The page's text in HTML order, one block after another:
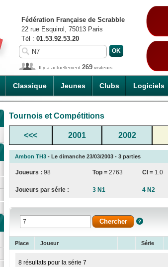
Classique Jeunes Clubs Logiciels
Fédération Française de Scrabble
22 rue Esquirol, 75013 Paris
Tél : 01.53.92.53.20
Il y a actuellement 269 visiteurs
Tournois et Compétitions
<<< 2001 2002
Ambon TH3 - Le dimanche 23/03/2003 - 3 parties
Joueurs : 98 Top = 2763 CI = 1.0
Joueurs par série : 3 N1 4 N2
Place Joueur Série
8 résultats pour la série 7